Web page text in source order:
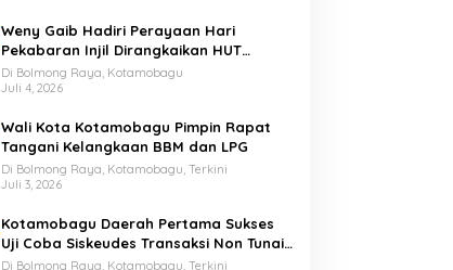
Weny Gaib Hadiri Perayaan Hari
Pekabaran Injil Dirangkaikan HUT
GMIBM Bersinode ke-76
Di Bolmong Raya, Kotamobagu
Juli 4, 2026
Wali Kota Kotamobagu Pimpin Rapat
Tangani Kelangkaan BBM dan LPG
Di Bolmong Raya, Kotamobagu, Terkini
Juli 3, 2026
Kotamobagu Daerah Pertama Sukses
Uji Coba Siskeudes Transaksi Non Tunai
di Desa
Di Bolmong Raya, Kotamobagu, Terkini